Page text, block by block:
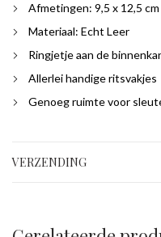
Afmetingen: 9,5 x 12,5
Materiaal: Echt Leer
Ringjetje aan de
Allerlei handige ritsvakjes
Genoeg ruimte voor
VERZENDING